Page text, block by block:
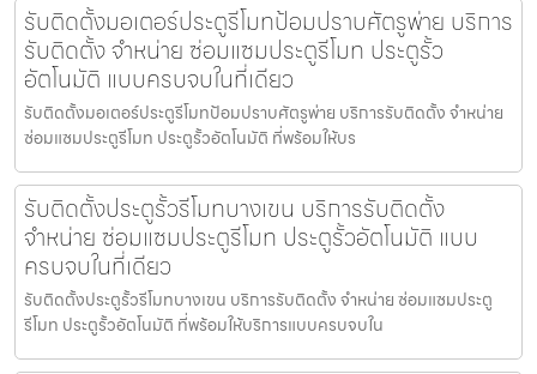
รับติดตั้งมอเตอร์ประตูรีโมทป้อมปราบศัตรูพ่าย บริการ
รับติดตั้ง จำหน่าย ซ่อมแซมประตูรีโมท ประตูรั้ว
อัตโนมัติ แบบครบจบในที่เดียว
รับติดตั้งมอเตอร์ประตูรีโมทป้อมปราบศัตรูพ่าย บริการรับติดตั้ง จำหน่าย
ซ่อมแซมประตูรีโมท ประตูรั้วอัตโนมัติ ที่พร้อมให้บร
รับติดตั้งประตูรั้วรีโมทบางเขน บริการรับติดตั้ง
จำหน่าย ซ่อมแซมประตูรีโมท ประตูรั้วอัตโนมัติ แบบ
ครบจบในที่เดียว
รับติดตั้งประตูรั้วรีโมทบางเขน บริการรับติดตั้ง จำหน่าย ซ่อมแซมประตู
รีโมท ประตูรั้วอัตโนมัติ ที่พร้อมให้บริการแบบครบจบใน